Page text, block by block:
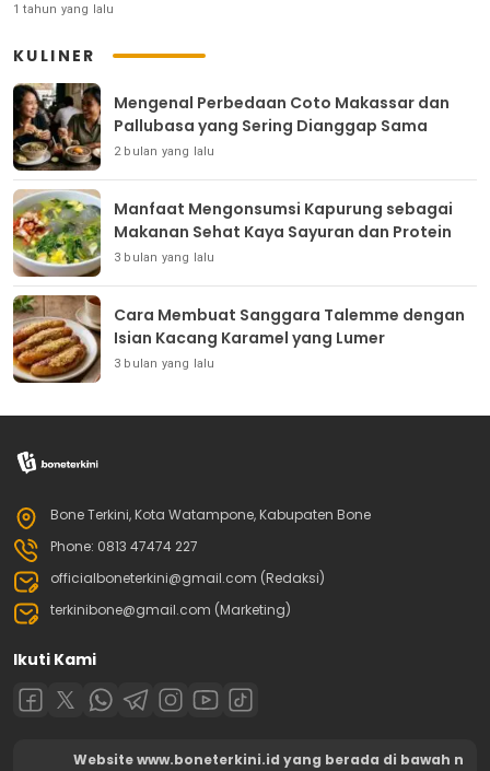
1 tahun yang lalu
KULINER
Mengenal Perbedaan Coto Makassar dan
Pallubasa yang Sering Dianggap Sama
2 bulan yang lalu
Manfaat Mengonsumsi Kapurung sebagai
Makanan Sehat Kaya Sayuran dan Protein
3 bulan yang lalu
Cara Membuat Sanggara Talemme dengan
Isian Kacang Karamel yang Lumer
3 bulan yang lalu
Bone Terkini, Kota Watampone, Kabupaten Bone
Phone: 0813 47474 227
officialboneterkini@gmail.com (Redaksi)
terkinibone@gmail.com (Marketing)
Ikuti Kami
Website www.boneterkini.id yang berada di bawah n